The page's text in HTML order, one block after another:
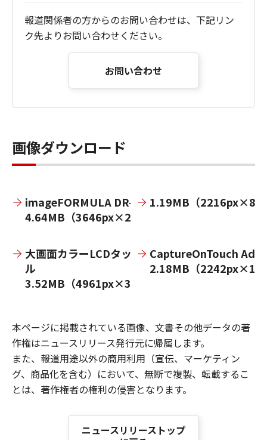
報道関係者の方からのお問い合わせは、下記リン
ク先よりお問い合わせください。
お問い合わせ
画像ダウンロード
imageFORMULA DR-S150
4.64MB（3646px×2747px）
1.19MB（
大画面カラーLCDタッチパネ
ル
3.52MB（4961px×3307px）
CaptureOnTouch
2.18MB（
本ページに掲載されている画像、文書その他データの著
作権はニュースリリース発行元に帰属します。
また、報道用途以外の商用利用（宣伝、マーケティン
グ、商品化を含む）において、無断で複製、転載するこ
とは、著作権者の権利の侵害となります。
ニュースリリーストップ